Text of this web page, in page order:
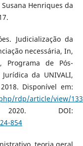
Henriques da
Judicialização da
necessária, In,
Programa de Pós-
da UNIVALI,
Disponível em:
rdp/article/view/
DOI:
854